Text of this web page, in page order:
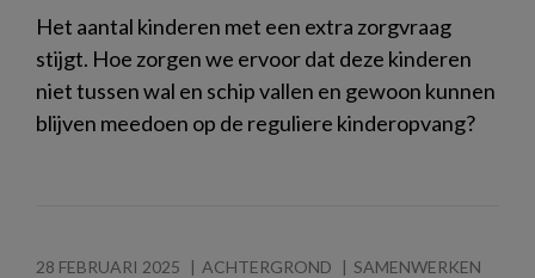
Het aantal kinderen met een extra zorgvraag
stijgt. Hoe zorgen we ervoor dat deze kinderen
niet tussen wal en schip vallen en gewoon kunnen
blijven meedoen op de reguliere kinderopvang?
28 FEBRUARI 2025 ACHTERGROND SAMENWERKEN